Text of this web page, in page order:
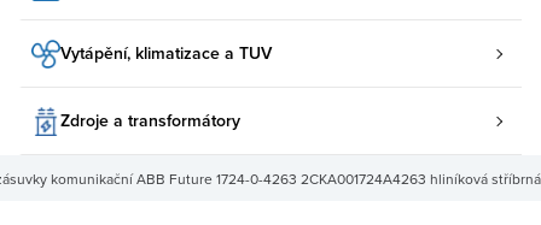
Vytápění, klimatizace a TUV
Zdroje a transformátory
komunikační ABB Future 1724-0-4263 2CKA001724A4263 hliníková stříbrná